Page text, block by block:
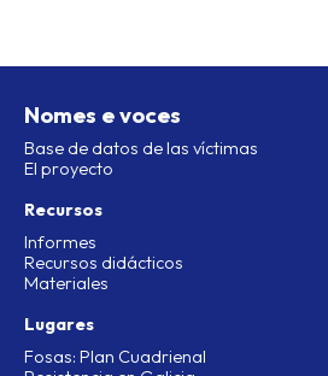
Nomes e voces
Base de datos de las víctimas
El proyecto
Recursos
Informes
Recursos didácticos
Materiales
Lugares
Fosas: Plan Cuadrienal